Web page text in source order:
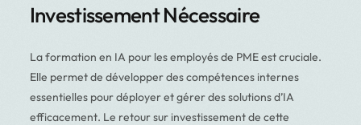
Investissement Nécessaire
La formation en IA pour les employés de PME est cruciale.
Elle permet de développer des compétences internes
essentielles pour déployer et gérer des solutions d’IA
efficacement. Le retour sur investissement de cette